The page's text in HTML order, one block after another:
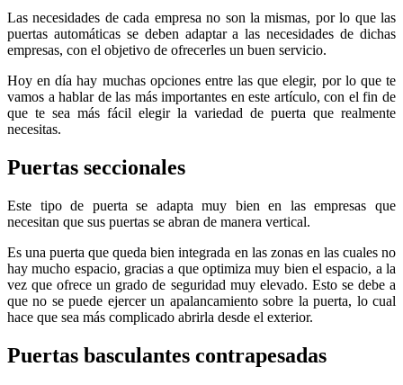
Las necesidades de cada empresa no son la mismas, por lo que las
puertas automáticas se deben adaptar a las necesidades de dichas
empresas, con el objetivo de ofrecerles un buen servicio.
Hoy en día hay muchas opciones entre las que elegir, por lo que te
vamos a hablar de las más importantes en este artículo, con el fin de
que te sea más fácil elegir la variedad de puerta que realmente
necesitas.
Puertas seccionales
Este tipo de puerta se adapta muy bien en las empresas que
necesitan que sus puertas se abran de manera vertical.
Es una puerta que queda bien integrada en las zonas en las cuales no
hay mucho espacio, gracias a que optimiza muy bien el espacio, a la
vez que ofrece un grado de seguridad muy elevado. Esto se debe a
que no se puede ejercer un apalancamiento sobre la puerta, lo cual
hace que sea más complicado abrirla desde el exterior.
Puertas basculantes contrapesadas